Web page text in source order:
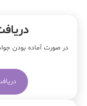
در صورت آماده بودن